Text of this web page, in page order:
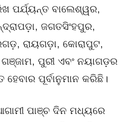
ପର୍ଯ୍ୟନ୍ତ ବାଲେଶ୍ୱର,
ଜଗତସିଂହପୁର,
ରାୟଗଡ଼ା, କୋରାପୁଟ,
ପୁରୀ ଏବଂ ନୟାଗଡ଼ର
ପୂର୍ବାନୁମାନ କରିଛି।
ପାଞ୍ଚ ଦିନ ମଧ୍ୟରେ